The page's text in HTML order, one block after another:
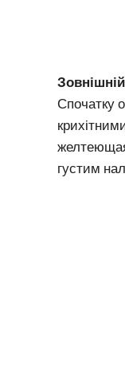
Спочатку
густим